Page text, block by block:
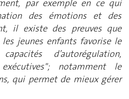
par exemple en ce qui
des émotions et des
il existe des preuves que
jeunes enfants favorise le
d’autorégulation,
notamment le
qui permet de mieux gérer